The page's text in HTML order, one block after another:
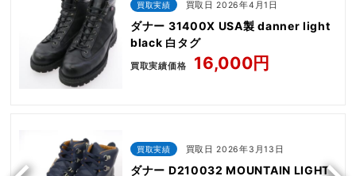
買取実績 買取日 2026年4月1日
ダナー 31400X USA製 danner light
black 白タグ
買取実績価格 16,000円
買取実績 買取日 2026年3月13日
ダナー D210032 MOUNTAIN LIGHT